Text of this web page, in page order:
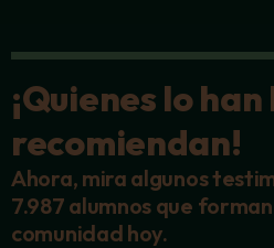
¡Quienes lo
recomiendan!
Ahora, mira algunos
7.987 alumnos que
comunidad hoy.